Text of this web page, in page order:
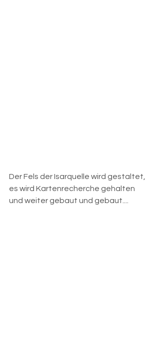
Der Fels der Isarquelle wird gestaltet,
es wird Kartenrecherche gehalten
und weiter gebaut und gebaut....